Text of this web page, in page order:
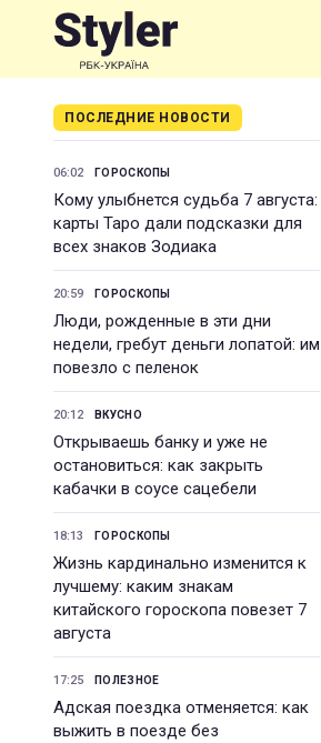
ПОСЛЕДНИЕ НОВОСТИ
06:02 ГОРОСКОПЫ
Кому улыбнется судьба 7 августа:
карты Таро дали подсказки для
всех знаков Зодиака
20:59 ГОРОСКОПЫ
Люди, рожденные в эти дни
недели, гребут деньги лопатой: им
повезло с пеленок
20:12 ВКУСНО
Открываешь банку и уже не
остановиться: как закрыть
кабачки в соусе сацебели
18:13 ГОРОСКОПЫ
Жизнь кардинально изменится к
лучшему: каким знакам
китайского гороскопа повезет 7
августа
17:25 ПОЛЕЗНОЕ
Адская поездка отменяется: как
выжить в поезде без